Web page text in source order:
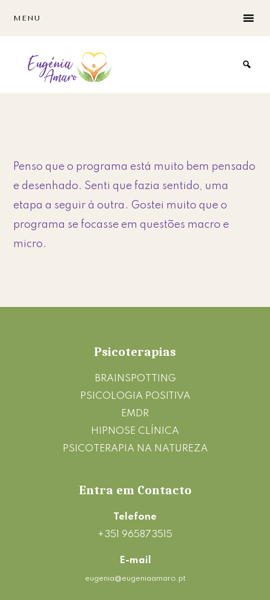
content
MENU
Penso que o programa está muito bem pensado
e desenhado. Senti que fazia sentido, uma
etapa a seguir à outra. Gostei muito que o
programa se focasse em questões macro e
micro.
Psicoterapias
BRAINSPOTTING
PSICOLOGIA POSITIVA
EMDR
HIPNOSE CLÍNICA
PSICOTERAPIA NA NATUREZA
Entra em Contacto
Telefone
+351 965873515
E-mail
eugenia@eugeniaamaro.pt